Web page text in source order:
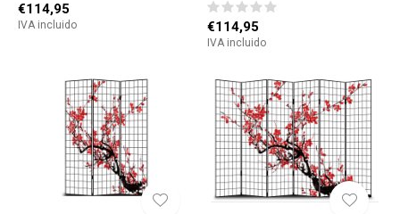
€114,95
IVA incluido €114,95
IVA incluido